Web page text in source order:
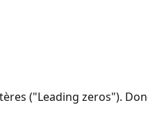
("Leading zeros").